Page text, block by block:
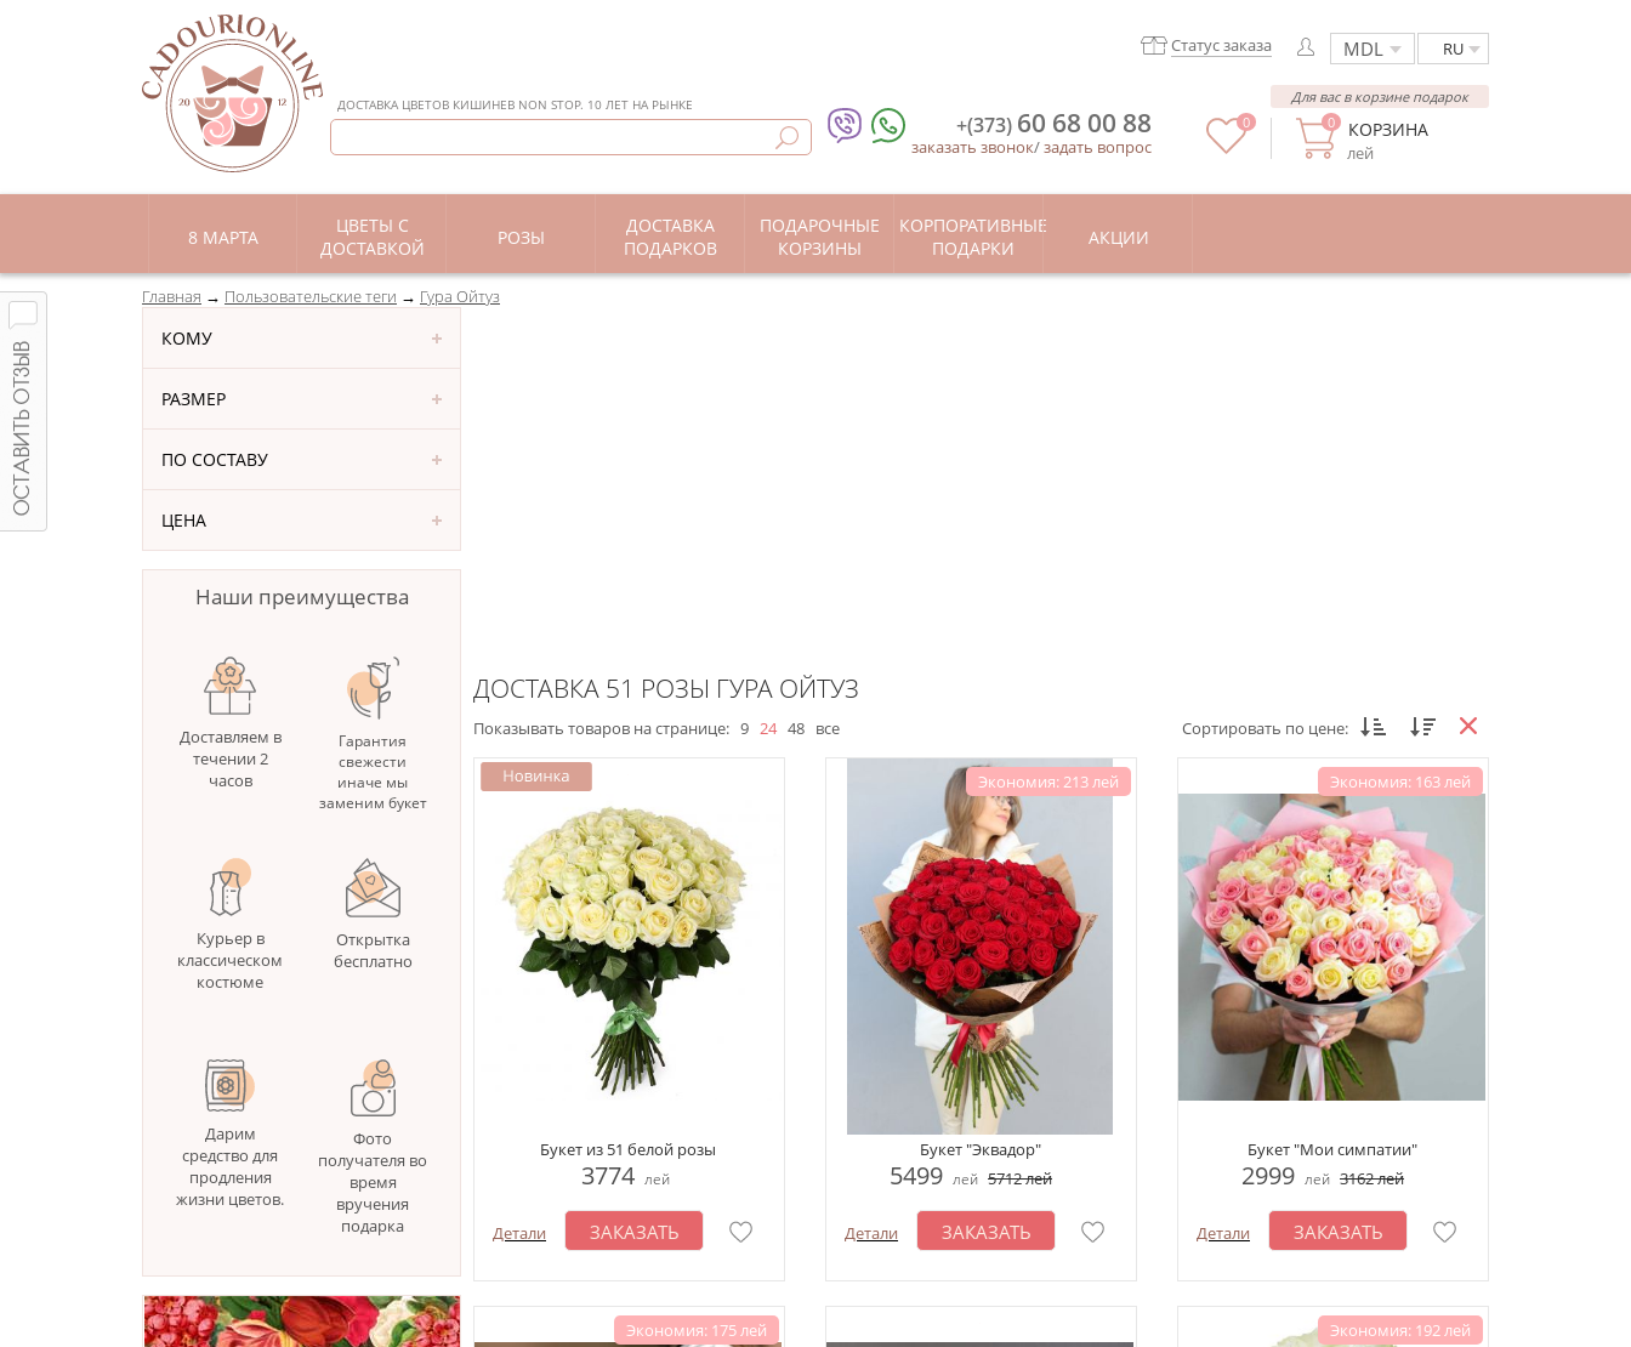
ДОСТАВКА ЦВЕТОВ КИШИНЕВ NON STOP. 10 ЛЕТ НА РЫНКЕ
RU
Статус заказа
КОРЗИНА
лей
0
Для вас в корзине подарок
0
+(373) 60 68 00 88
заказать звонок/задать вопрос
8 МАРТА
ЦВЕТЫ С
ДОСТАВКОЙ
РОЗЫ
ДОСТАВКА
ПОДАРКОВ
ПОДАРОЧНЫЕ
КОРЗИНЫ
КОРПОРАТИВНЫЕ
ПОДАРКИ
АКЦИИ
Главная Пользовательские теги Гура Ойтуз
КОМУ
РАЗМЕР
ПО СОСТАВУ
ЦЕНА
Наши преимущества
Доставляем в
течении 2
часов
Гарантия
свежести
иначе мы
заменим букет
Курьер в
классическом
костюме
Открытка
бесплатно
Дарим
средство для
продления
жизни цветов.
Фото
получателя во
время
вручения
подарка
ДОСТАВКА 51 РОЗЫ ГУРА ОЙТУЗ
Показывать товаров на странице: 9 24 48 все Сортировать по цене:
Букет из 51 белой розы
3774 лей
Детали ЗАКАЗАТЬ
Экономия: 213 лей
Букет "Эквадор"
5499 лей 5712лей
Детали ЗАКАЗАТЬ
Экономия: 163 лей
Букет "Мои симпатии"
2999 лей 3162лей
Детали ЗАКАЗАТЬ
Экономия: 175 лей Экономия: 192 лей